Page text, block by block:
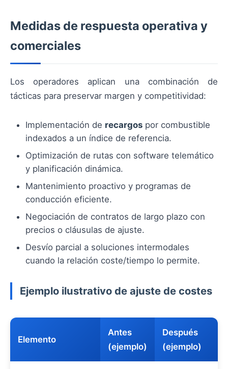
Medidas de respuesta operativa y
comerciales
Los operadores aplican una combinación de
tácticas para preservar margen y competitividad:
Implementación de recargos por combustible
indexados a un índice de referencia.
Optimización de rutas con software telemático
y planificación dinámica.
Mantenimiento proactivo y programas de
conducción eficiente.
Negociación de contratos de largo plazo con
precios o cláusulas de ajuste.
Desvío parcial a soluciones intermodales
cuando la relación coste/tiempo lo permite.
Ejemplo ilustrativo de ajuste de costes
Elemento
Antes
(ejemplo)
Después
(ejemplo)